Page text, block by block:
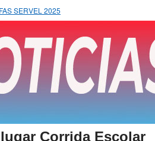
SERVEL 2025
Corrida Escolar